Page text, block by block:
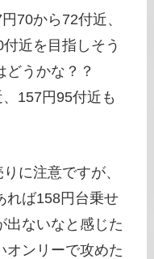
70から72付近、
近を目指しそう
どうかな？？
157円95付近も
に注意ですが、
れば158円台乗せ
出ないなと感じた
オンリーで攻めた